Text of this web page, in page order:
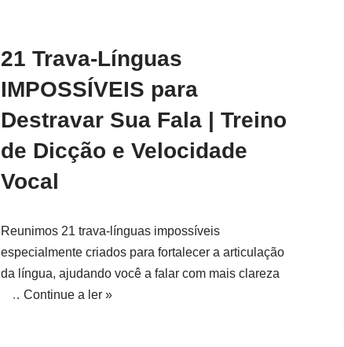
21 Trava-Línguas
IMPOSSÍVEIS para
Destravar Sua Fala | Treino
de Dicção e Velocidade
Vocal
Reunimos 21 trava-línguas impossíveis
especialmente criados para fortalecer a articulação
da língua, ajudando você a falar com mais clareza
e…Continue a ler »